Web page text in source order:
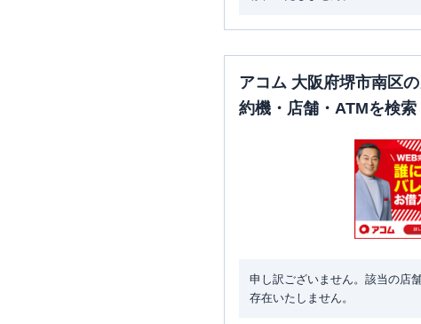
アコム 大阪府堺市南区
約機・店舗・ATMを検索
申し訳ございません。該当の店
存在いたしません。